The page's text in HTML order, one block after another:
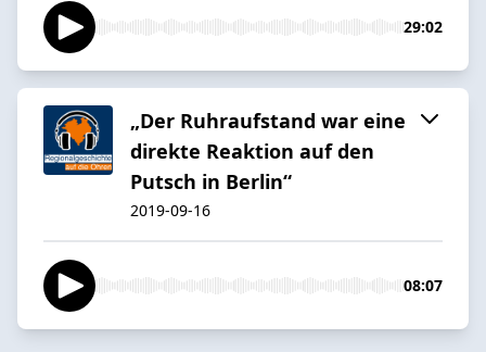
29:02
„Der Ruhraufstand war eine
direkte Reaktion auf den
Putsch in Berlin“
2019-09-16
08:07